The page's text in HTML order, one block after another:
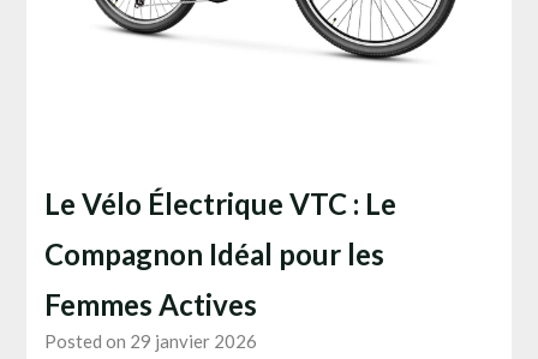
Le Vélo Électrique VTC : Le
Compagnon Idéal pour les
Femmes Actives
Posted on 29 janvier 2026